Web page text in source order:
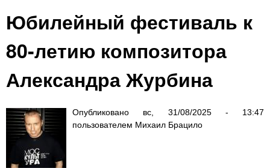
Юбилейный фестиваль к
80-летию композитора
Александра Журбина
Опубликовано вс, 31/08/2025 - 13:47
пользователем Михаил Брацило